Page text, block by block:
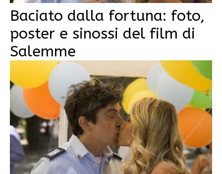
Baciato dalla fortuna: foto,
poster e sinossi del film di
Salemme